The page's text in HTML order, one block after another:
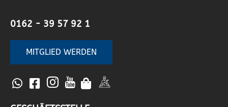
0162 - 39 57 92 1
MITGLIED WERDEN